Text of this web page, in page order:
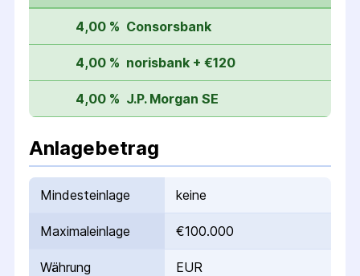
4,00 % Consorsbank
4,00 % norisbank + €120
4,00 % J.P. Morgan SE
Anlagebetrag
Mindesteinlage keine
Maximaleinlage €100.000
Währung EUR